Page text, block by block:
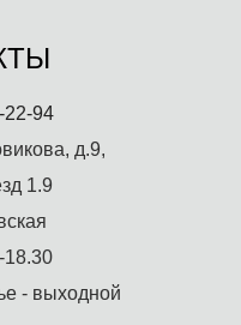
22-94
д.9,
1.9
18.30
- выходной